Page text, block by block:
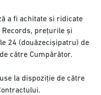
a fi achitate si ridicate
Records, prețurile și
24 (douăzecișipatru) de
către Cumpărător.
la dispoziție de către